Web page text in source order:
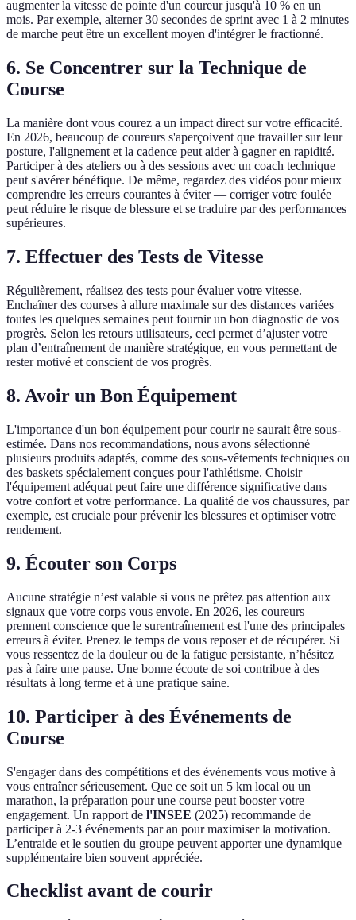
augmenter la vitesse de pointe d'un coureur jusqu'à 10 % en un
mois. Par exemple, alterner 30 secondes de sprint avec 1 à 2 minutes
de marche peut être un excellent moyen d'intégrer le fractionné.
6. Se Concentrer sur la Technique de
Course
La manière dont vous courez a un impact direct sur votre efficacité.
En 2026, beaucoup de coureurs s'aperçoivent que travailler sur leur
posture, l'alignement et la cadence peut aider à gagner en rapidité.
Participer à des ateliers ou à des sessions avec un coach technique
peut s'avérer bénéfique. De même, regardez des vidéos pour mieux
comprendre les erreurs courantes à éviter — corriger votre foulée
peut réduire le risque de blessure et se traduire par des performances
supérieures.
7. Effectuer des Tests de Vitesse
Régulièrement, réalisez des tests pour évaluer votre vitesse.
Enchaîner des courses à allure maximale sur des distances variées
toutes les quelques semaines peut fournir un bon diagnostic de vos
progrès. Selon les retours utilisateurs, ceci permet d’ajuster votre
plan d’entraînement de manière stratégique, en vous permettant de
rester motivé et conscient de vos progrès.
8. Avoir un Bon Équipement
L'importance d'un bon équipement pour courir ne saurait être sous-
estimée. Dans nos recommandations, nous avons sélectionné
plusieurs produits adaptés, comme des sous-vêtements techniques ou
des baskets spécialement conçues pour l'athlétisme. Choisir
l'équipement adéquat peut faire une différence significative dans
votre confort et votre performance. La qualité de vos chaussures, par
exemple, est cruciale pour prévenir les blessures et optimiser votre
rendement.
9. Écouter son Corps
Aucune stratégie n’est valable si vous ne prêtez pas attention aux
signaux que votre corps vous envoie. En 2026, les coureurs
prennent conscience que le surentraînement est l'une des principales
erreurs à éviter. Prenez le temps de vous reposer et de récupérer. Si
vous ressentez de la douleur ou de la fatigue persistante, n’hésitez
pas à faire une pause. Une bonne écoute de soi contribue à des
résultats à long terme et à une pratique saine.
10. Participer à des Événements de
Course
S'engager dans des compétitions et des événements vous motive à
vous entraîner sérieusement. Que ce soit un 5 km local ou un
marathon, la préparation pour une course peut booster votre
engagement. Un rapport de l'INSEE (2025) recommande de
participer à 2-3 événements par an pour maximiser la motivation.
L’entraide et le soutien du groupe peuvent apporter une dynamique
supplémentaire bien souvent appréciée.
Checklist avant de courir